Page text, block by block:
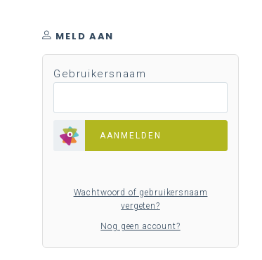
MELD AAN
Gebruikersnaam
AANMELDEN
Wachtwoord of gebruikersnaam
vergeten?
Nog geen account?